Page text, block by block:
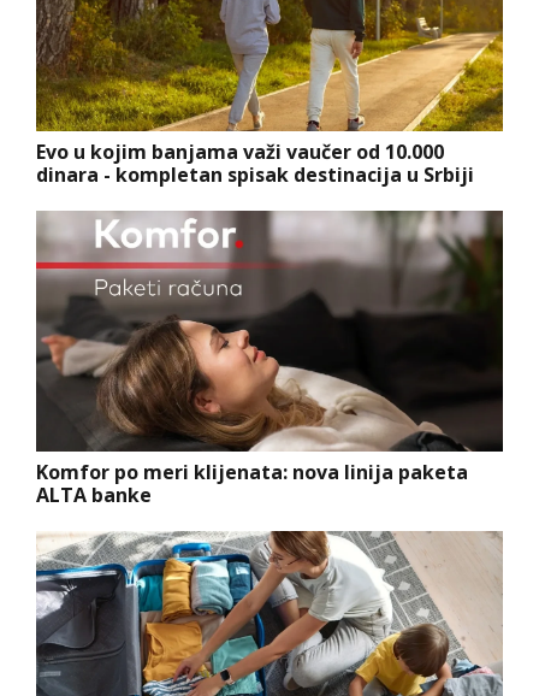
Evo u kojim banjama važi vaučer od 10.000
dinara - kompletan spisak destinacija u Srbiji
Komfor po meri klijenata: nova linija paketa
ALTA banke